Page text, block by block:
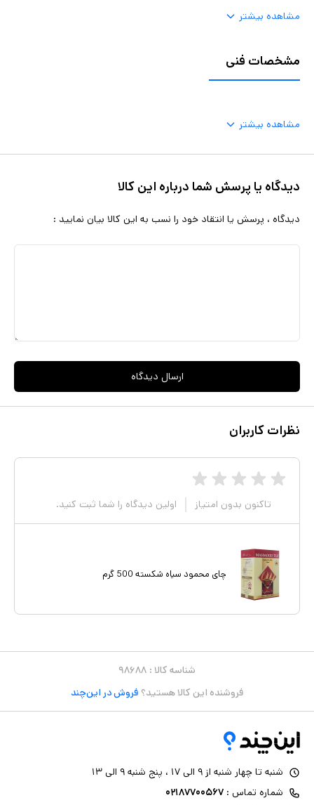
مشاهده بیشتر
مشخصات فنی
مشاهده بیشتر
دیدگاه یا پرسش شما درباره این کالا
دیدگاه ، پرسش یا انتقاد خود را نسب به این کالا بیان نمایید :
ارسال دیدگاه
نظرات کاربران
تاکنون بدون امتیاز اولین دیدگاه را شما ثبت کنید.
چای محمود سیاه شکسته 500 گرم
شناسه کالا : ۹۸۶۸۸
فروشنده این کالا هستید؟ فروش در این‌چند
شنبه تا چهار شنبه از ۹ الی ۱۷ ، پنج شنبه ۹ الی ۱۳
شماره تماس : ۰۲۱۸۷۷۰۰۵۶۷